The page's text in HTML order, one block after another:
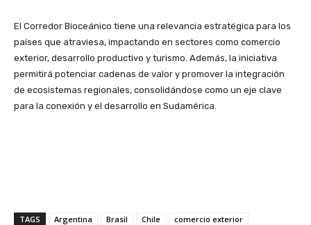
El Corredor Bioceánico tiene una relevancia estratégica para los
países que atraviesa, impactando en sectores como comercio
exterior, desarrollo productivo y turismo. Además, la iniciativa
permitirá potenciar cadenas de valor y promover la integración
de ecosistemas regionales, consolidándose como un eje clave
para la conexión y el desarrollo en Sudamérica.
TAGS Argentina Brasil Chile
comercio exterior